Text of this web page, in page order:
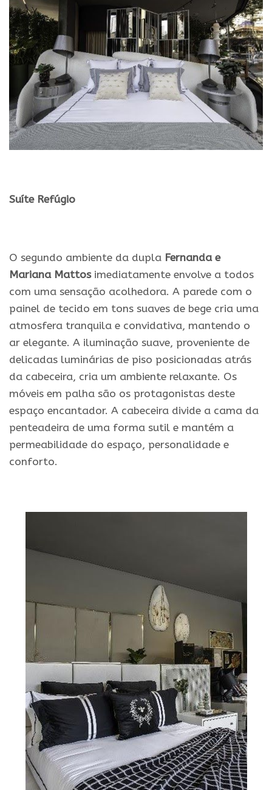
Suíte Refúgio
O segundo ambiente da dupla Fernanda e
Mariana Mattosimediatamente envolve a todos
com uma sensação acolhedora. A parede com o
painel de tecido em tons suaves de bege cria uma
atmosfera tranquila e convidativa, mantendo o
ar elegante. A iluminação suave, proveniente de
delicadas luminárias de piso posicionadas atrás
da cabeceira, cria um ambiente relaxante. Os
móveis em palha são os protagonistas deste
espaço encantador. A cabeceira divide a cama da
penteadeira de uma forma sutil e mantém a
permeabilidade do espaço, personalidade e
conforto.